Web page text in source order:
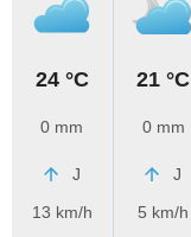
24 °C
0 mm
J
13 km/h
21 °C
0 mm
J
5 km/h